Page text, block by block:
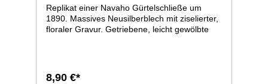
Replikat einer Navaho Gürtelschließe um
1890. Massives Neusilberblech mit ziselierter,
floraler Gravur. Getriebene, leicht gewölbte
ca.16mm.
8,90 €*